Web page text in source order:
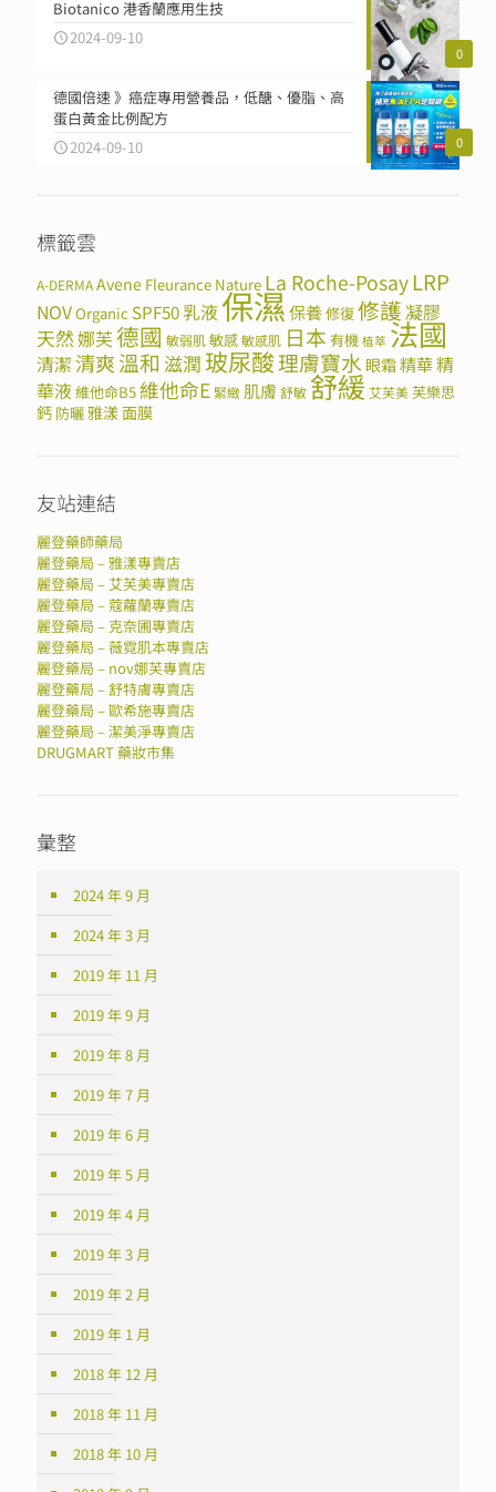
0
Biotanico 港香蘭應用生技
2024-09-10
0
德國倍速 》癌症專用營養品，低醣、優脂、高
蛋白黃金比例配方
2024-09-10
標籤雲
A-DERMAAvene Fleurance Nature La Roche-PosayLRP
NOVOrganic SPF50乳液保濕保養修復修護凝膠
天然娜芙德國 敏弱肌敏感敏感肌 日本 有機 植萃 法國
清潔清爽溫和 滋潤 玻尿酸理膚寶水 眼霜精華精
華液維他命B5 維他命E 緊緻 肌膚 舒敏 舒緩 艾芙美芙樂思
鈣 防曬雅漾面膜
友站連結
麗登藥師藥局
麗登藥局 – 雅漾專賣店
麗登藥局 – 艾芙美專賣店
麗登藥局 – 蔻蘿蘭專賣店
麗登藥局 – 克奈圃專賣店
麗登藥局 – 薇霓肌本專賣店
麗登藥局 – nov娜芙專賣店
麗登藥局 – 舒特膚專賣店
麗登藥局 – 歐希施專賣店
麗登藥局 – 潔美淨專賣店
DRUGMART 藥妝市集
彙整
2024 年 9 月
2024 年 3 月
2019 年 11 月
2019 年 9 月
2019 年 8 月
2019 年 7 月
2019 年 6 月
2019 年 5 月
2019 年 4 月
2019 年 3 月
2019 年 2 月
2019 年 1 月
2018 年 12 月
2018 年 11 月
2018 年 10 月